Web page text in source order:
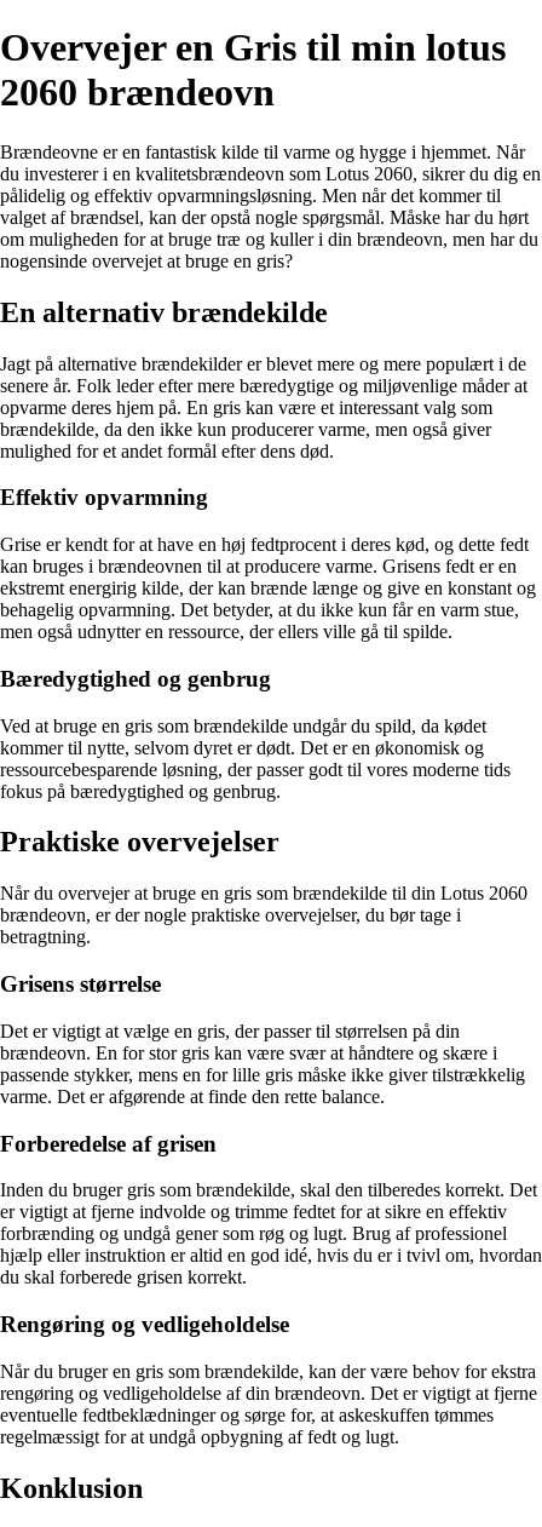
Overvejer en Gris til min lotus
2060 brændeovn
Brændeovne er en fantastisk kilde til varme og hygge i hjemmet. Når
du investerer i en kvalitetsbrændeovn som Lotus 2060, sikrer du dig en
pålidelig og effektiv opvarmningsløsning. Men når det kommer til
valget af brændsel, kan der opstå nogle spørgsmål. Måske har du hørt
om muligheden for at bruge træ og kuller i din brændeovn, men har du
nogensinde overvejet at bruge en gris?
En alternativ brændekilde
Jagt på alternative brændekilder er blevet mere og mere populært i de
senere år. Folk leder efter mere bæredygtige og miljøvenlige måder at
opvarme deres hjem på. En gris kan være et interessant valg som
brændekilde, da den ikke kun producerer varme, men også giver
mulighed for et andet formål efter dens død.
Effektiv opvarmning
Grise er kendt for at have en høj fedtprocent i deres kød, og dette fedt
kan bruges i brændeovnen til at producere varme. Grisens fedt er en
ekstremt energirig kilde, der kan brænde længe og give en konstant og
behagelig opvarmning. Det betyder, at du ikke kun får en varm stue,
men også udnytter en ressource, der ellers ville gå til spilde.
Bæredygtighed og genbrug
Ved at bruge en gris som brændekilde undgår du spild, da kødet
kommer til nytte, selvom dyret er dødt. Det er en økonomisk og
ressourcebesparende løsning, der passer godt til vores moderne tids
fokus på bæredygtighed og genbrug.
Praktiske overvejelser
Når du overvejer at bruge en gris som brændekilde til din Lotus 2060
brændeovn, er der nogle praktiske overvejelser, du bør tage i
betragtning.
Grisens størrelse
Det er vigtigt at vælge en gris, der passer til størrelsen på din
brændeovn. En for stor gris kan være svær at håndtere og skære i
passende stykker, mens en for lille gris måske ikke giver tilstrækkelig
varme. Det er afgørende at finde den rette balance.
Forberedelse af grisen
Inden du bruger gris som brændekilde, skal den tilberedes korrekt. Det
er vigtigt at fjerne indvolde og trimme fedtet for at sikre en effektiv
forbrænding og undgå gener som røg og lugt. Brug af professionel
hjælp eller instruktion er altid en god idé, hvis du er i tvivl om, hvordan
du skal forberede grisen korrekt.
Rengøring og vedligeholdelse
Når du bruger en gris som brændekilde, kan der være behov for ekstra
rengøring og vedligeholdelse af din brændeovn. Det er vigtigt at fjerne
eventuelle fedtbeklædninger og sørge for, at askeskuffen tømmes
regelmæssigt for at undgå opbygning af fedt og lugt.
Konklusion